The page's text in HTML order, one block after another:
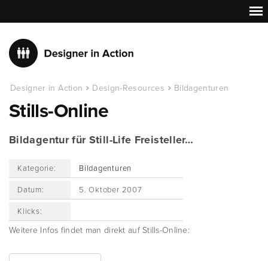
Designer in Action Design-Resources Bildagenturen
Stills-Online
Bildagentur für Still-Life Freisteller…
Kategorie: Bildagenturen
Datum: 5. Oktober 2007
Klicks:
Weitere Infos findet man direkt auf Stills-Online: